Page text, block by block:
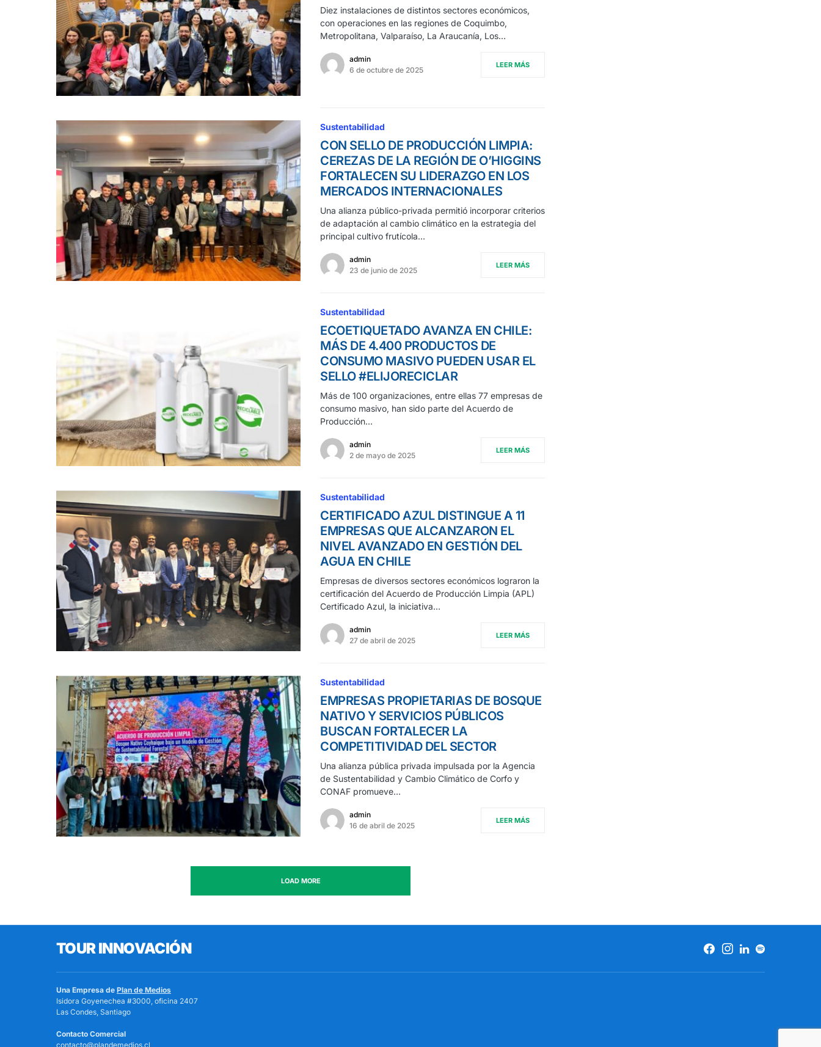
Diez instalaciones de distintos sectores económicos,
con operaciones en las regiones de Coquimbo,
Metropolitana, Valparaíso, La Araucanía, Los…
admin
6 de octubre de 2025
LEER MÁS
Sustentabilidad
CON SELLO DE PRODUCCIÓN LIMPIA:
CEREZAS DE LA REGIÓN DE O’HIGGINS
FORTALECEN SU LIDERAZGO EN LOS
MERCADOS INTERNACIONALES
Una alianza público-privada permitió incorporar criterios
de adaptación al cambio climático en la estrategia del
principal cultivo frutícola…
admin
23 de junio de 2025
LEER MÁS
Sustentabilidad
ECOETIQUETADO AVANZA EN CHILE:
MÁS DE 4.400 PRODUCTOS DE
CONSUMO MASIVO PUEDEN USAR EL
SELLO #ELIJORECICLAR
Más de 100 organizaciones, entre ellas 77 empresas de
consumo masivo, han sido parte del Acuerdo de
Producción…
admin
2 de mayo de 2025
LEER MÁS
Sustentabilidad
CERTIFICADO AZUL DISTINGUE A 11
EMPRESAS QUE ALCANZARON EL
NIVEL AVANZADO EN GESTIÓN DEL
AGUA EN CHILE
Empresas de diversos sectores económicos lograron la
certificación del Acuerdo de Producción Limpia (APL)
Certificado Azul, la iniciativa…
admin
27 de abril de 2025
LEER MÁS
Sustentabilidad
EMPRESAS PROPIETARIAS DE BOSQUE
NATIVO Y SERVICIOS PÚBLICOS
BUSCAN FORTALECER LA
COMPETITIVIDAD DEL SECTOR
Una alianza pública privada impulsada por la Agencia
de Sustentabilidad y Cambio Climático de Corfo y
CONAF promueve…
admin
16 de abril de 2025
LEER MÁS
LOAD MORE
TOUR INNOVACIÓN
Una Empresa de Plan de Medios
Isidora Goyenechea #3000, oficina 2407
Las Condes, Santiago
Contacto Comercial
contacto@plandemedios.cl